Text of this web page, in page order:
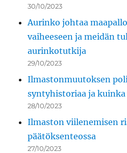
30/10/2023
Aurinko johtaa
vaiheeseen ja meidän
aurinkotutkija
29/10/2023
Ilmastonmuutoksen
syntyhistoriaa ja kuinka
28/10/2023
Ilmaston viilenemisen
päätöksenteossa
27/10/2023